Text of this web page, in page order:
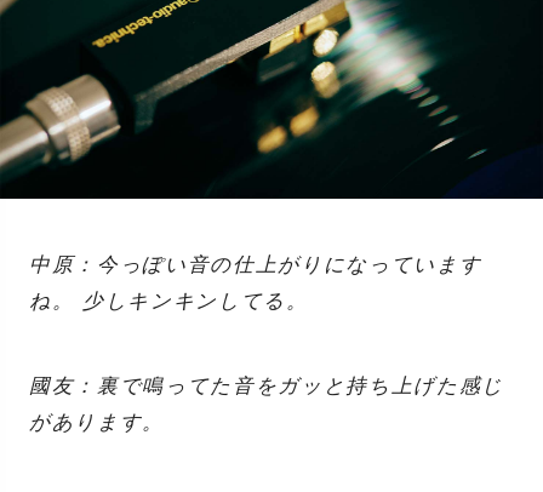
中原：今っぽい音の仕上がりになっています
ね。 少しキンキンしてる。
國友：裏で鳴ってた音をガッと持ち上げた感じ
があります。